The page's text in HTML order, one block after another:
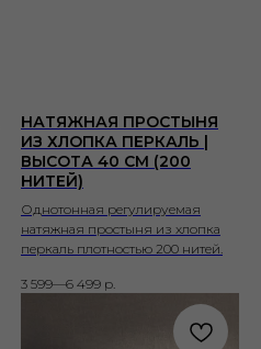
НАТЯЖНАЯ ПРОСТЫНЯ
ИЗ ХЛОПКА ПЕРКАЛЬ |
ВЫСОТА 40 СМ (200
НИТЕЙ)
Однотонная регулируемая
натяжная простыня из хлопка
перкаль плотностью 200 нитей.
3 599—6 499 р.